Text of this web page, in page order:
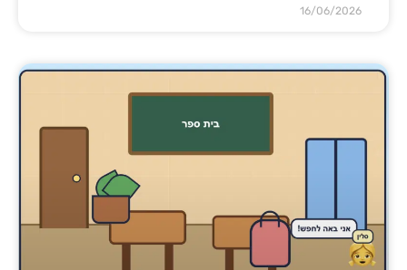
16/06/2026